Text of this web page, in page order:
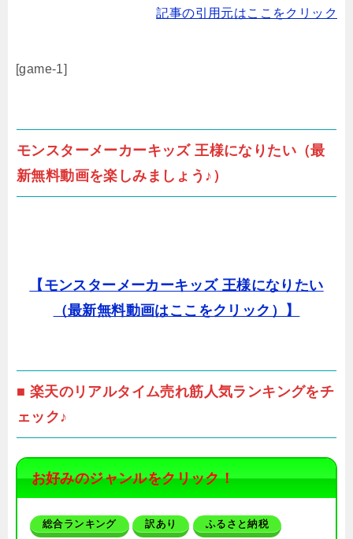
記事の引用元はここをクリック
[game-1]
モンスターメーカーキッズ 王様になりたい（最
新無料動画を楽しみましょう♪）
【モンスターメーカーキッズ 王様になりたい
（最新無料動画はここをクリック）】
■ 楽天のリアルタイム売れ筋人気ランキングをチ
ェック♪
お好みのジャンルをクリック！
総合ランキング 訳あり ふるさと納税